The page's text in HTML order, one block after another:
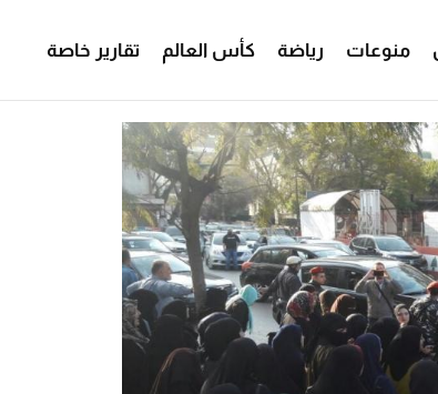
منوعات رياضة كأس العالم تقارير خاصة